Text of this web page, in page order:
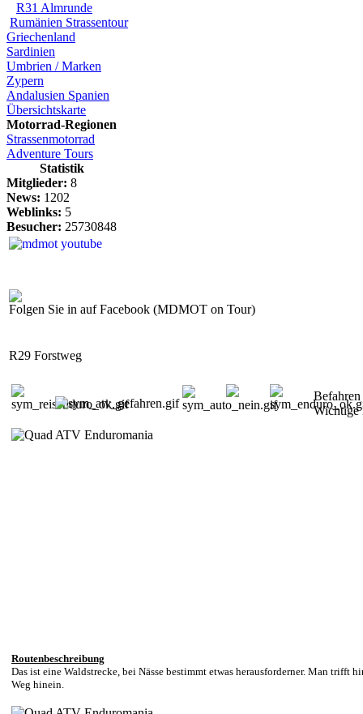
R31 Almrunde
Rumänien Strassentour
Griechenland
Sardinien
Umbrien / Marken
Zypern
Andalusien Spanien
Übersichtskarte
Motorrad-Regionen
Strassenmotorrad
Adventure Tours
Statistik
Mitglieder: 8
News: 1202
Weblinks: 5
Besucher: 25730848
Folgen Sie in auf Facebook (MDMOT on Tour)
R29 Forstweg
Wichtige
Routenbeschreibung
Das ist eine Waldstrecke, bei Nässe bestimmt etwas herausforderner. Man trifft
Weg hinein.